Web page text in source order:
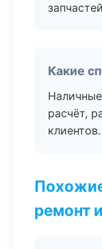
Какие
расчёт,
клиентов.
ремонт